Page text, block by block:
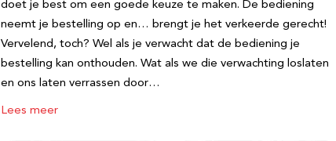
doet je best om een goede keuze te maken. De bediening
neemt je bestelling op en… brengt je het verkeerde gerecht!
Vervelend, toch? Wel als je verwacht dat de bediening je
bestelling kan onthouden. Wat als we die verwachting loslaten
en ons laten verrassen door…
Lees meer